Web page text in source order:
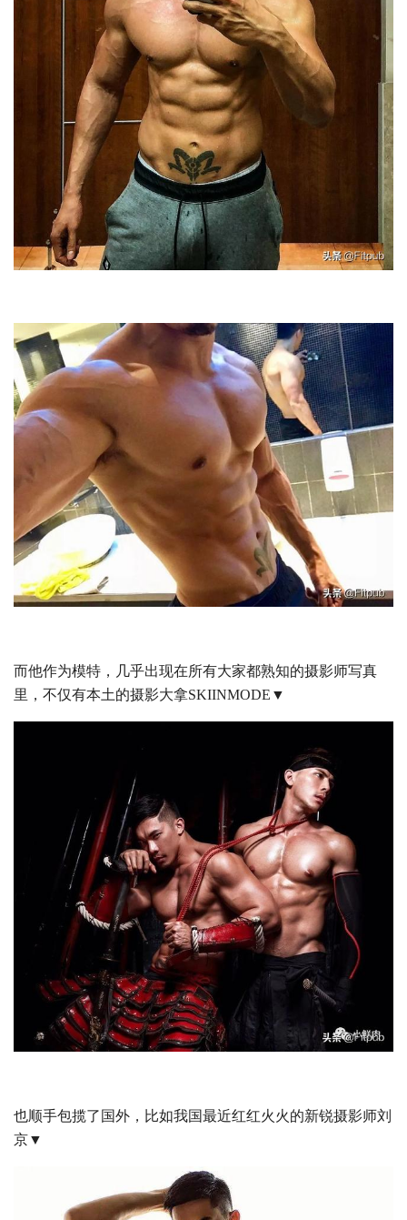
而他作为模特，几乎出现在所有大家都熟知的摄影师写真
里，不仅有本土的摄影大拿SKIINMODE▼
也顺手包揽了国外，比如我国最近红红火火的新锐摄影师刘
京▼